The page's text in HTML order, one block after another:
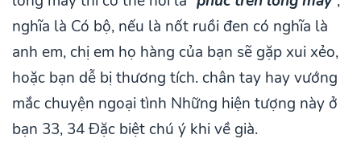
nghĩa là Có bộ, nếu là nốt ruồi đen có nghĩa là
anh em, chị em họ hàng của bạn sẽ gặp xui xẻo,
hoặc bạn dễ bị thương tích. chân tay hay vướng
mắc chuyện ngoại tình Những hiện tượng này ở
bạn 33, 34 Đặc biệt chú ý khi về già.